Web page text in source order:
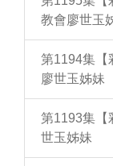
教會廖世玉
第1194集【
廖世玉姊妹
第1193集【
世玉姊妹